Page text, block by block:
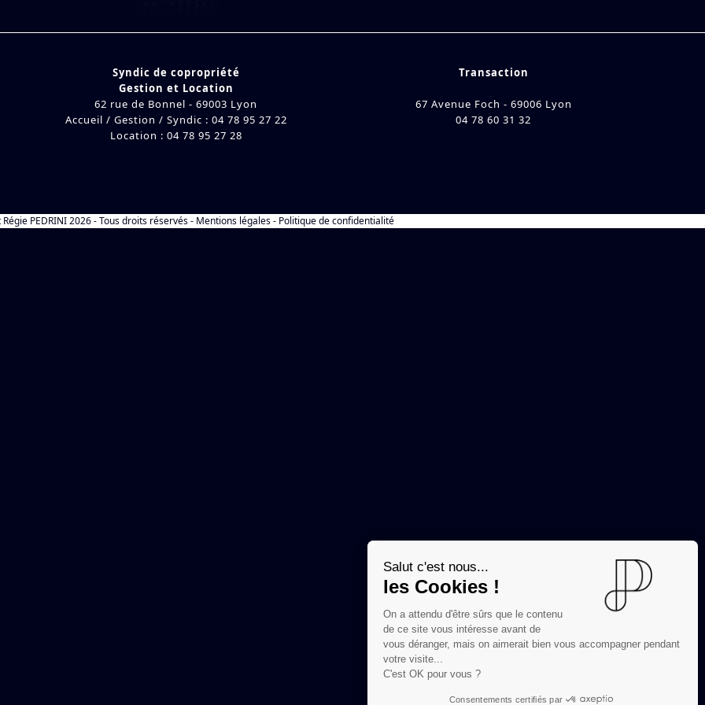
Syndic de copropriété
Gestion et Location
62 rue de Bonnel - 69003 Lyon
Accueil / Gestion / Syndic : 04 78 95 27 22
Location : 04 78 95 27 28
Transaction
67 Avenue Foch - 69006 Lyon
04 78 60 31 32
Régie PEDRINI2026 - Tous droits réservés - Mentions légales- Politique de confidentialité
Salut c'est nous...
les Cookies !
On a attendu d'être sûrs que le contenu
de ce site vous intéresse avant de
vous déranger, mais on aimerait bien vous accompagner pendant
votre visite...
C'est OK pour vous ?
Consentements certifiés par